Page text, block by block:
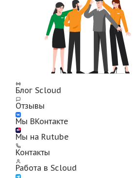
Блог Scloud
Отзывы
Мы ВКонтакте
Мы на Rutube
Контакты
Работа в Scloud